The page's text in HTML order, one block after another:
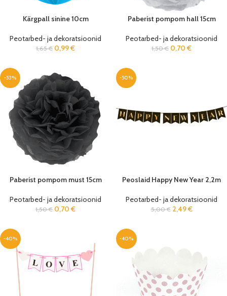
Kärgpall sinine 10cm
Peotarbed- ja dekoratsioonid
1,65€ 0,99€
Paberist pompom hall 15cm
Peotarbed- ja dekoratsioonid
1,50€ 0,70 €
-53%
Paberist pompom must 15cm
Peotarbed- ja dekoratsioonid
1,50€ 0,70 €
-50%
Peoslaid Happy New Year 2,2m
Peotarbed- ja dekoratsioonid
5,00€ 2,49€
-40% -40%